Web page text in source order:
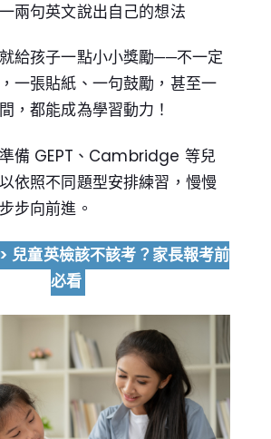
兩句英文說出自己的想法
給孩子一點小小獎勵──不一定
一張貼紙、一句鼓勵，甚至一
，都能成為學習動力！
備 GEPT、Cambridge 等兒
依照不同題型安排練習，慢慢
步向前進。
兒童英檢該不該考？家長報考前
必看